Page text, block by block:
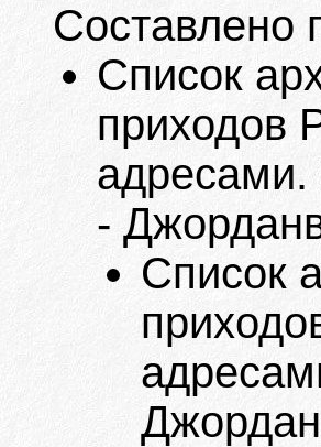
Составлено
Список
приходов
адресами.
-
Список